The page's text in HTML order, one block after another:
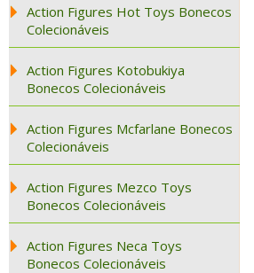
Action Figures Hot Toys Bonecos
Colecionáveis
Action Figures Kotobukiya
Bonecos Colecionáveis
Action Figures Mcfarlane Bonecos
Colecionáveis
Action Figures Mezco Toys
Bonecos Colecionáveis
Action Figures Neca Toys
Bonecos Colecionáveis